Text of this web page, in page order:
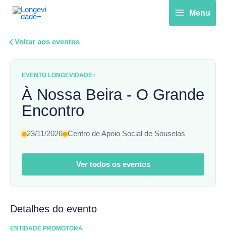
Skip
Menu
Voltar aos eventos
EVENTO LONGEVIDADE+
À Nossa Beira - O Grande
Encontro
23/11/2026 Centro de Apoio Social de Souselas
Ver todos os eventos
Detalhes do evento
ENTIDADE PROMOTORA